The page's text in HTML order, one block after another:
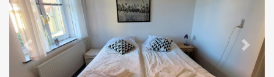
Previous Next